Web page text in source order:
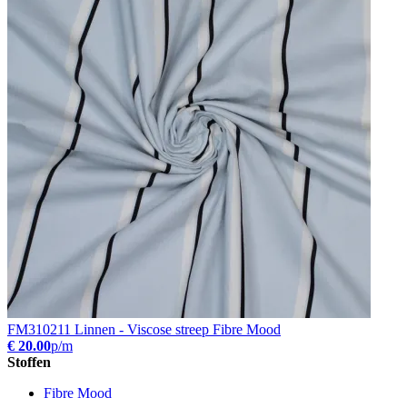
FM310211 Linnen - Viscose streep Fibre Mood
€ 20.00p/m
Stoffen
Fibre Mood